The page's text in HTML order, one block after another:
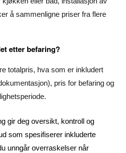
å sammenligne priser fra flere
etter befaring?
totalpris, hva som er inkludert
pris for befaring og
gir deg oversikt, kontroll og
som spesifiserer inkluderte
unngår overraskelser når